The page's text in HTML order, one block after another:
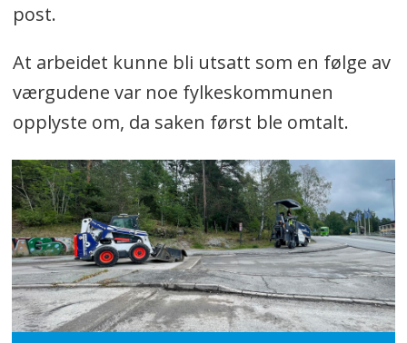
post.
At arbeidet kunne bli utsatt som en følge av
værgudene var noe fylkeskommunen
opplyste om, da saken først ble omtalt.